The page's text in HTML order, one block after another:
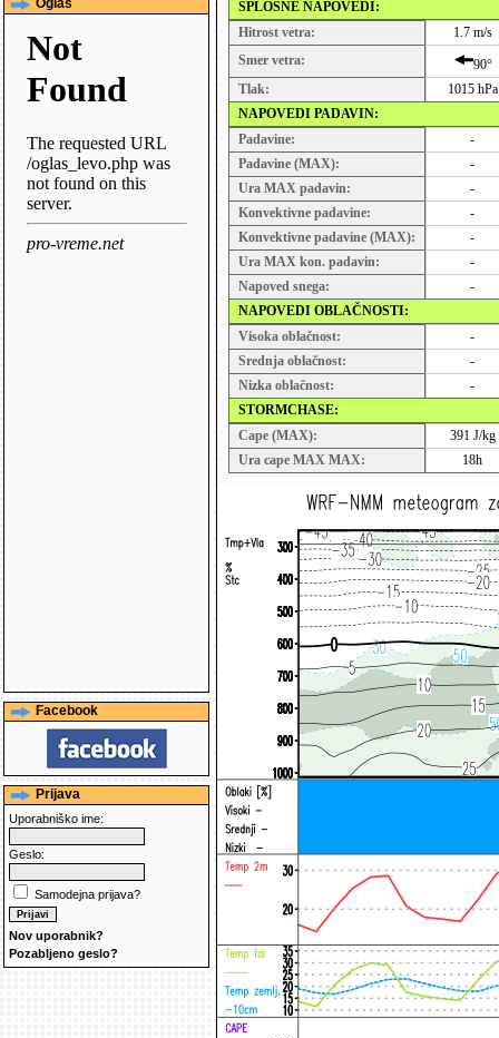
Oglas
Facebook
Prijava
Uporabniško ime:
Geslo:
Samodejna prijava?
Nov uporabnik?
Pozabljeno geslo?
SPLOŠNE NAPOVEDI:
Hitrost vetra:
1.7 m/s
Smer vetra:
90°
Tlak:
1015 hPa
NAPOVEDI PADAVIN:
Padavine:
-
Padavine (MAX):
-
Ura MAX padavin:
-
Konvektivne padavine:
-
Konvektivne padavine (MAX):
-
Ura MAX kon. padavin:
-
Napoved snega:
-
NAPOVEDI OBLAČNOSTI:
Visoka oblačnost:
-
Srednja oblačnost:
-
Nizka oblačnost:
-
STORMCHASE:
Cape (MAX):
391 J/kg
Ura cape MAX MAX:
18h